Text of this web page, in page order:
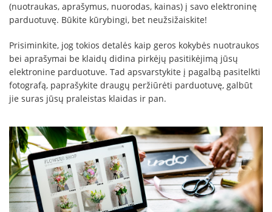
(nuotraukas, aprašymus, nuorodas, kainas) į savo elektroninę
parduotuvę. Būkite kūrybingi, bet neužsižaiskite!
Prisiminkite, jog tokios detalės kaip geros kokybės nuotraukos
bei aprašymai be klaidų didina pirkėjų pasitikėjimą jūsų
elektronine parduotuve. Tad apsvarstykite į pagalbą pasitelkti
fotografą, paprašykite draugų peržiūrėti parduotuvę, galbūt
jie suras jūsų praleistas klaidas ir pan.